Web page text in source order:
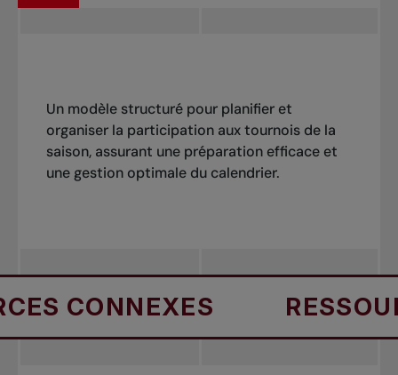
Un modèle structuré pour planifier et
organiser la participation aux tournois de la
saison, assurant une préparation efficace et
une gestion optimale du calendrier.
CONNEXES